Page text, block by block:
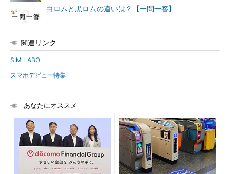
白ロムと黒ロムの違いは？【一問一答】
関連リンク
SIM LABO
スマホデビュー特集
あなたにオススメ